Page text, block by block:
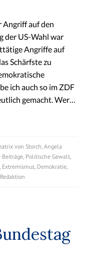
Angriff auf den
der US-Wahl war
Angriffe auf
Schärfste zu
ich auch so im ZDF
gemacht. Wer…
von Storch Angela
Beiträge Politische Gewalt
Extremismus Demokratie
Redaktion